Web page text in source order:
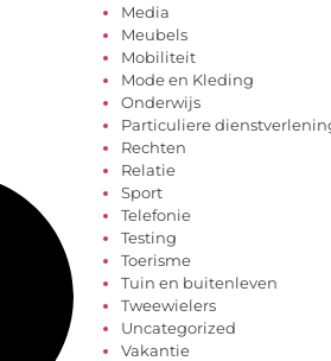
Media
Meubels
Mobiliteit
Mode en Kleding
Onderwijs
Particuliere
Rechten
Relatie
Sport
Telefonie
Testing
Toerisme
Tuin en buitenleven
Tweewielers
Uncategorized
Vakantie